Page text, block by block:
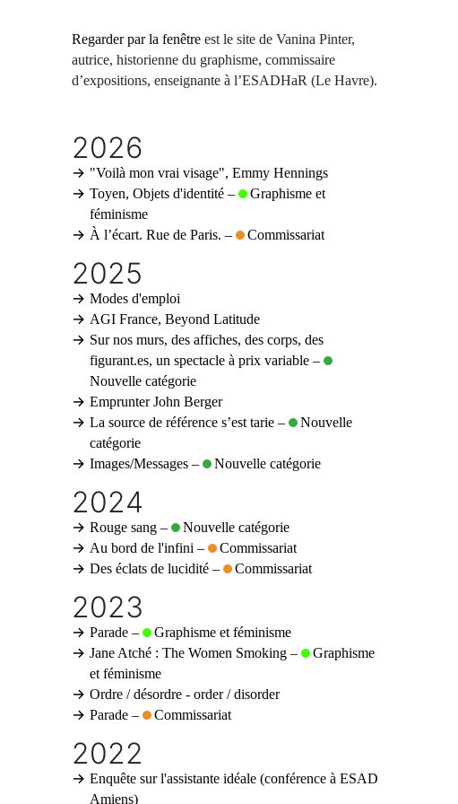
Regarder par la fenêtre est le site de Vanina Pinter,
autrice, historienne du graphisme, commissaire
d’expositions, enseignante à l’ESADHaR (Le Havre).
2026
"Voilà mon vrai visage", Emmy Hennings
Toyen, Objets d'identité –
Graphisme et
féminisme
À l’écart. Rue de Paris. – Commissariat
2025
Modes d'emploi
AGI France, Beyond Latitude
Sur nos murs, des affiches, des corps, des
figurant.es, un spectacle à prix variable –
Nouvelle catégorie
Emprunter John Berger
La source de référence s’est tarie –
Nouvelle
catégorie
Images/Messages – Nouvelle catégorie
2024
Rouge sang –
Nouvelle catégorie
Au bord de l'infini –
Commissariat
Des éclats de lucidité – Commissariat
2023
Parade –
Graphisme et féminisme
Jane Atché : The Women Smoking –
Graphisme
et féminisme
Ordre / désordre - order / disorder
Parade – Commissariat
2022
Enquête sur l'assistante idéale (conférence à ESAD
Amiens)